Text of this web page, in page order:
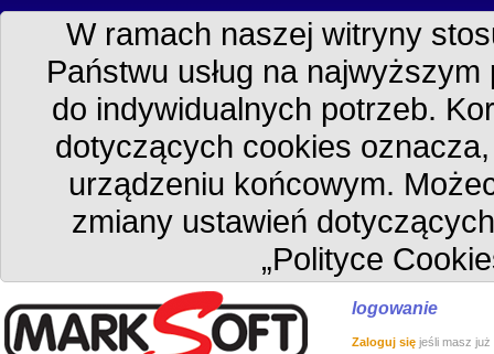
W ramach naszej witryny
Państwu usług na
do indywidualnych potrzeb.
dotyczących cookies
urządzeniu końcowym.
zmiany ustawień
„Polityce
logowanie
Zaloguj się jeśli masz już